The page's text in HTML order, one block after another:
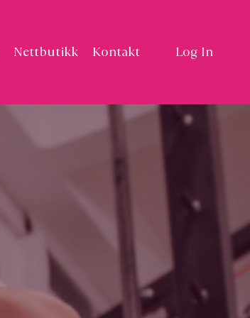
Nettbutikk Kontakt Log In